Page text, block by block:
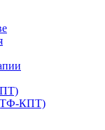
(ТФ-КПТ)